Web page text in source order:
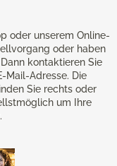
oder unserem Online-
oder haben
kontaktieren Sie
Mail-Adresse. Die
Sie rechts oder
um Ihre